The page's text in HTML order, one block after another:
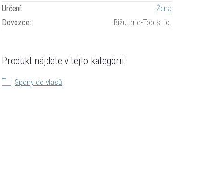
Určení:
Žena
Dovozce: Bižuterie-Top s.r.o.
Produkt nájdete v tejto kategórii
Spony do vlasů